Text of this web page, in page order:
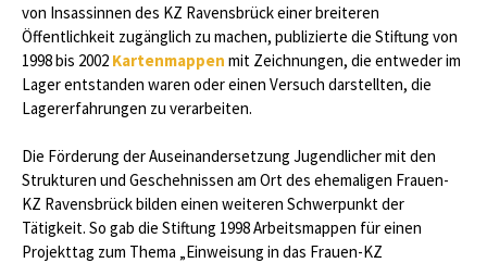
von Insassinnen des KZ Ravensbrück einer breiteren
Öffentlichkeit zugänglich zu machen, publizierte die Stiftung von
1998 bis 2002 Kartenmappen mit Zeichnungen, die entweder im
Lager entstanden waren oder einen Versuch darstellten, die
Lagererfahrungen zu verarbeiten.
Die Förderung der Auseinandersetzung Jugendlicher mit den
Strukturen und Geschehnissen am Ort des ehemaligen Frauen-
KZ Ravensbrück bilden einen weiteren Schwerpunkt der
Tätigkeit. So gab die Stiftung 1998 Arbeitsmappen für einen
Projekttag zum Thema „Einweisung in das Frauen-KZ